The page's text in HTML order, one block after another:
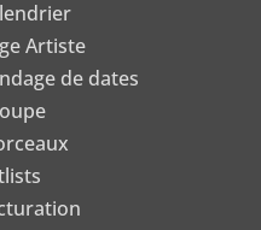
Artiste
de dates